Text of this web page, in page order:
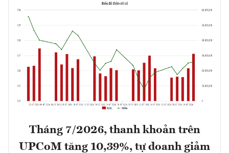
Tháng 7/2026, thanh khoản trên
UPCoM tăng 10,39%, tự doanh giảm